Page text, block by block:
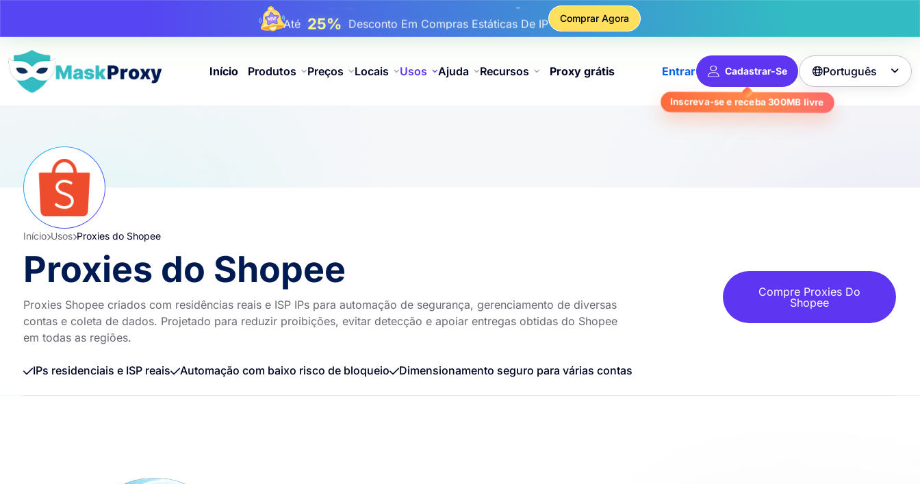
Até17%De Desconto Bônus Em Recargas
Até25%Desconto Em Compras Estáticas De IP
Comprar Agora
Início Produtos Preços Locais Usos Ajuda Recursos Proxy grátis Entrar Cadastrar-Se
Inscreva-se e receba300MB livre
Português 
Início Usos Proxies do Shopee
Proxies do Shopee
Proxies Shopee criados com residências reais e ISP IPs para automação de segurança, gerenciamento de diversas
contas e coleta de dados. Projetado para reduzir proibições, evitar detecção e apoiar entregas obtidas do Shopee
em todas as regiões.
Compre Proxies Do
Shopee
IPs residenciais e ISP reais Automação com baixo risco de bloqueio Dimensionamento seguro para várias contas